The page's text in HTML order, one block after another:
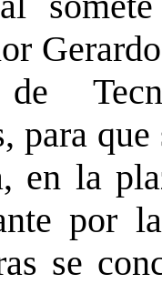
de
para
en la
por
se